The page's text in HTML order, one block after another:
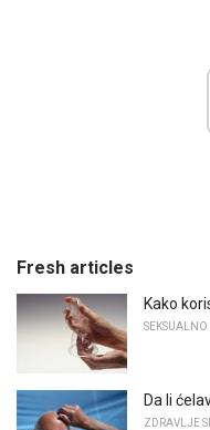
Fresh articles
Kako
Da li
ZDRAVLJE